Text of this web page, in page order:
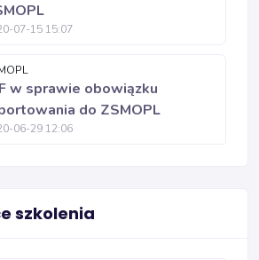
07-15 15:07
w sprawie obowiązku
do ZSMOPL
06-29 12:06
szkolenia